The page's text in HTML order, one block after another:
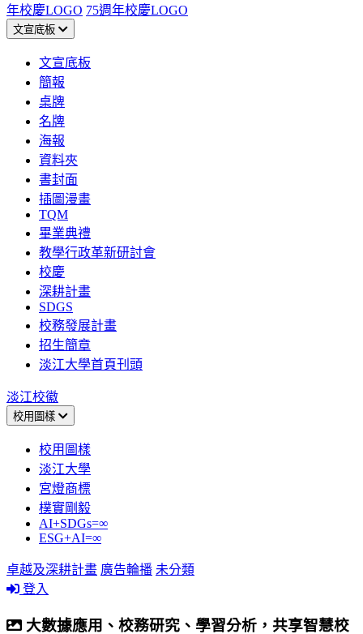
年校慶LOGO 75週年校慶LOGO
文宣底板
文宣底板
簡報
桌牌
名牌
海報
資料夾
書封面
插圖漫畫
TQM
畢業典禮
教學行政革新研討會
校慶
深耕計畫
SDGS
校務發展計畫
招生簡章
淡江大學首頁刊頭
淡江校徽
校用圖樣
校用圖樣
淡江大學
宮燈商標
樸實剛毅
AI+SDGs=∞
ESG+AI=∞
卓越及深耕計畫 廣告輪播 未分類
登入
大數據應用、校務研究、學習分析，共享智慧校